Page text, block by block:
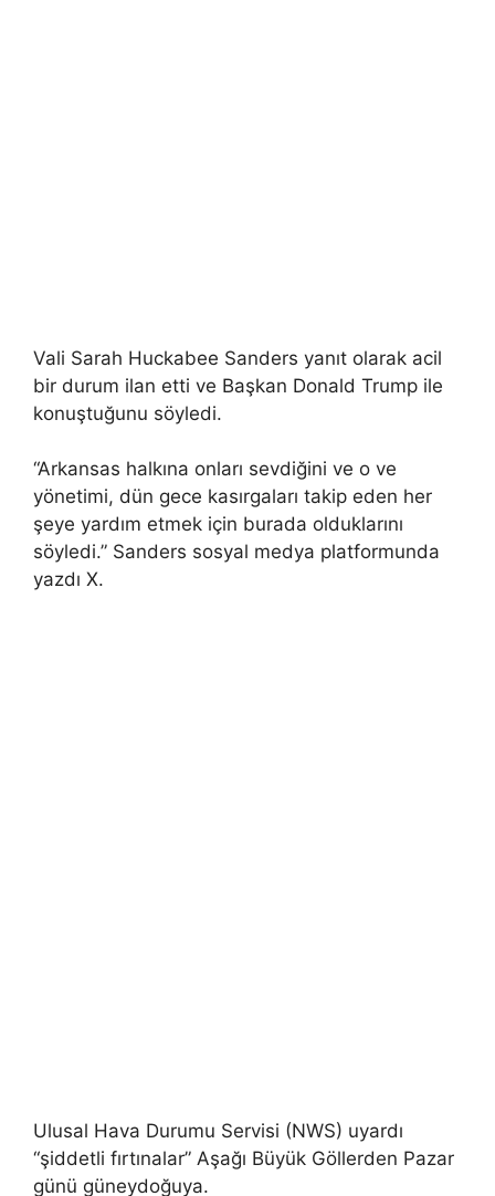
Vali Sarah Huckabee Sanders yanıt olarak acil
bir durum ilan etti ve Başkan Donald Trump ile
konuştuğunu söyledi.
“Arkansas halkına onları sevdiğini ve o ve
yönetimi, dün gece kasırgaları takip eden her
şeye yardım etmek için burada olduklarını
söyledi.” Sanders sosyal medya platformunda
yazdı X.
Ulusal Hava Durumu Servisi (NWS) uyardı
“şiddetli fırtınalar” Aşağı Büyük Göllerden Pazar
günü güneydoğuya.